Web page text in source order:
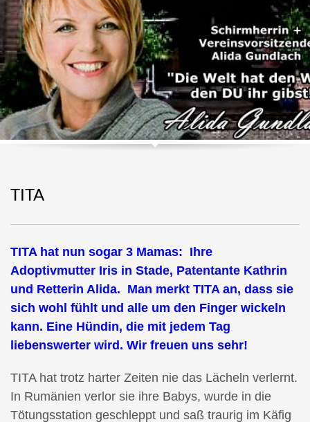
TITA
TITA hat nun sogar 3 Mamas: Ihre
Adoptivmutter Iris in Stade, Patentante Kathrin
und Retterin Alida. Man merkt TITA an, dass sie
sich wohl fühlt und alle um den Finger wickeln
kann. Eine Hündin, die mit jedem Tag
liebenswerter wird. Wir freuen uns sehr!
TITA hat trotz harter Zeiten nie das Lächeln verlernt.
In Rumänien verlor sie ihre Babys, wurde in die
Tötungsstation geschleppt und saß traurig im Käfig